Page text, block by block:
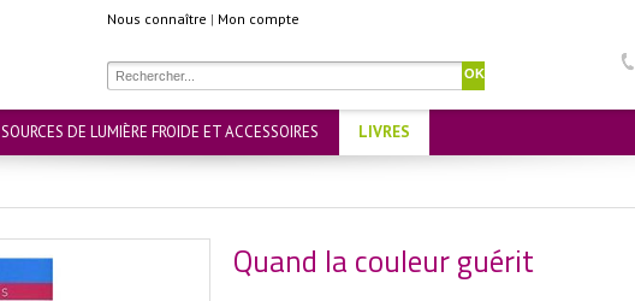
Nous connaître | Mon compte
OK
SOURCES DE LUMIÈRE FROIDE ET ACCESSOIRES LIVRES
Quand la couleur guérit